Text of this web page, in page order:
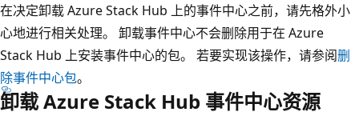
在决定卸载 Azure Stack Hub 上的事件中心之前，请先格外小
心地进行相关处理。 卸载事件中心不会删除用于在 Azure
Stack Hub 上安装事件中心的包。 若要实现该操作，请参阅删
除事件中心包。
卸载 Azure Stack Hub 事件中心资源